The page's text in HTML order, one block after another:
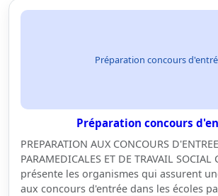
Préparation concours
Préparation concours
PREPARATION AUX CONCOURS
PARAMEDICALES ET DE TRAVAIL
présente les organismes qui assurent
aux concours d'entrée dans les écoles